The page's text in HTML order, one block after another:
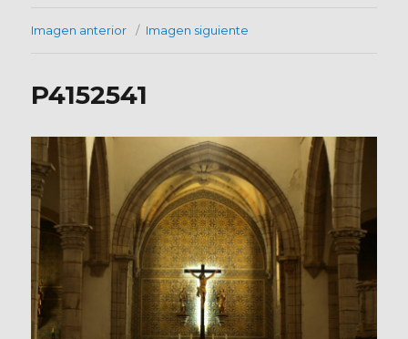
Imagen anterior Imagen siguiente
P4152541